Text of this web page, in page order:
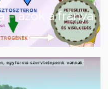
– azok a fránya